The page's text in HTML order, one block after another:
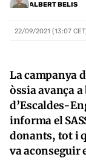
ALBERT BELIS
22/09/2021 (13:07
La campanya
òssia avança
d’Escaldes-
informa el
donants, tot i
va aconseguir